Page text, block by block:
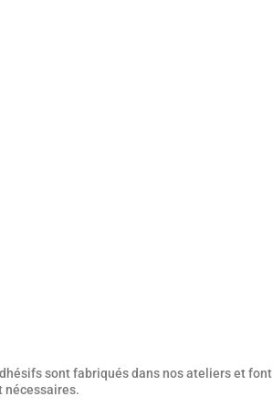
sont fabriqués dans nos ateliers et font
nécessaires.